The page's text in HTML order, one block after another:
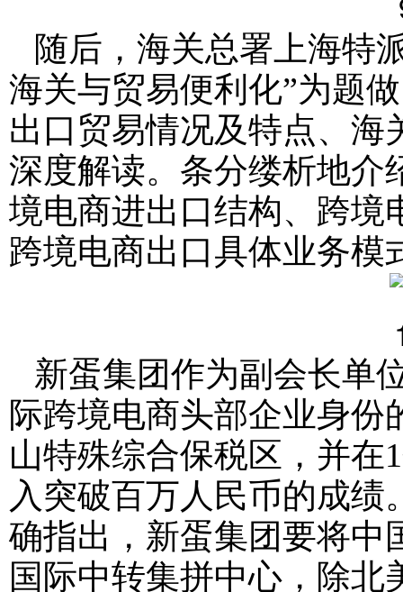
随后，海关总署上海特
海关与贸易便利化”为题
出口贸易情况及特点、海
深度解读。条分缕析地介
境电商进出口结构、跨境
跨境电商出口具体业务模
新蛋集团作为副会长单
际跨境电商头部企业身份
山特殊综合保税区，并在
入突破百万人民币的成绩
确指出，新蛋集团要将中
国际中转集拼中心，除